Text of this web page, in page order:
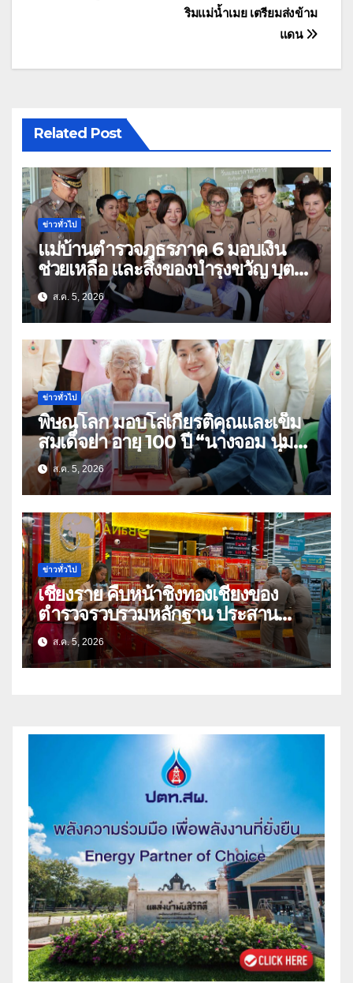
ริมแม่น้ำเมย เตรียมส่งข้าม
แดน
Related Post
ข่าวทั่วไป
แม่บ้านตำรวจภูธรภาค 6 มอบเงิน
ช่วยเหลือ และสิ่งของบำรุงขวัญ บุตร-
ธิดา ข้าราชการตำรวจจังหวัด
อุทัยธานี
ส.ค. 5, 2026
ข่าวทั่วไป
พิษณุโลก มอบโล่เกียรติคุณและเข็ม
สมเด็จย่า อายุ 100 ปี “นางจอม นุ่ม
เนตร” ตำบลบ้านกร่าง อำเภอเมือง
ส.ค. 5, 2026
ข่าวทั่วไป
เชียงราย คืบหน้าชิงทองเชียงของ
ตำรวจรวบรวมหลักฐาน ประสาน
สปป.ลาว ติดตามจับกุม
ส.ค. 5, 2026